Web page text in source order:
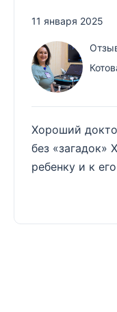
11 января 2025
Хороший
без «загадок»
ребенку и к